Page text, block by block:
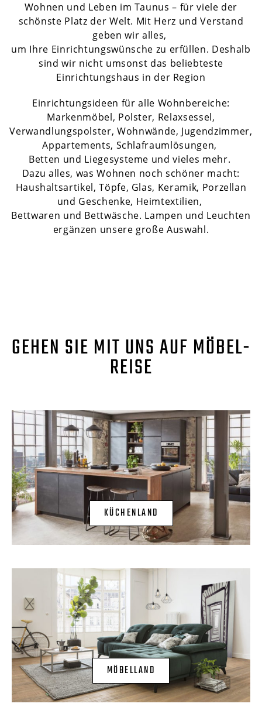
Wohnen und Leben im Taunus – für viele der
schönste Platz der Welt. Mit Herz und Verstand
geben wir alles,
um Ihre Einrichtungswünsche zu erfüllen. Deshalb
sind wir nicht umsonst das beliebteste
Einrichtungshaus in der Region
Einrichtungsideen für alle Wohnbereiche:
Markenmöbel, Polster, Relaxsessel,
Verwandlungspolster, Wohnwände, Jugendzimmer,
Appartements, Schlafraumlösungen,
Betten und Liegesysteme und vieles mehr.
Dazu alles, was Wohnen noch schöner macht:
Haushaltsartikel, Töpfe, Glas, Keramik, Porzellan
und Geschenke, Heimtextilien,
Bettwaren und Bettwäsche. Lampen und Leuchten
ergänzen unsere große Auswahl.
GEHEN SIE MIT UNS AUF MÖBEL-
REISE
KÜCHENLAND
MÖBELLAND